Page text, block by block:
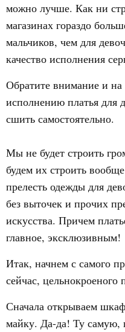
можно лучше. Как ни
магазинах гораздо
мальчиков, чем для
качество исполнения
Обратите внимание и
исполнению платья для
сшить самостоятельно.
Мы не будет строить
будем их строить
прелесть одежды для
без выточек и прочих
искусства. Причем
главное, эксклюзивным!
Итак, начнем с самого
сейчас,
Сначала открываем
майку. Да-да! Ту самую,